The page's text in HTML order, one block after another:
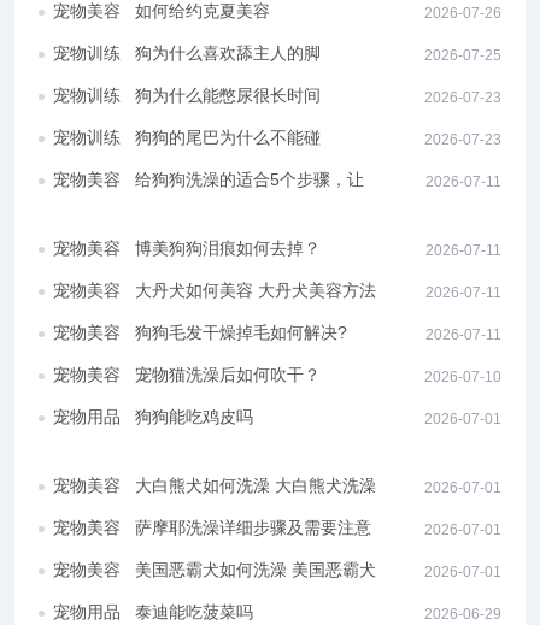
宠物美容 如何给约克夏美容 2026-07-26
宠物训练 狗为什么喜欢舔主人的脚 2026-07-25
宠物训练 狗为什么能憋尿很长时间 2026-07-23
宠物训练 狗狗的尾巴为什么不能碰 2026-07-23
宠物美容
给狗狗洗澡的适合5个步骤，让宠
2026-07-11
宠物美容 博美狗狗泪痕如何去掉？ 2026-07-11
宠物美容 大丹犬如何美容 大丹犬美容方法 2026-07-11
宠物美容 狗狗毛发干燥掉毛如何解决? 2026-07-11
宠物美容 宠物猫洗澡后如何吹干？ 2026-07-10
宠物用品 狗狗能吃鸡皮吗 2026-07-01
宠物美容
大白熊犬如何洗澡 大白熊犬洗澡办
2026-07-01
宠物美容
萨摩耶洗澡详细步骤及需要注意的
2026-07-01
宠物美容
美国恶霸犬如何洗澡 美国恶霸犬洗
2026-07-01
宠物用品 泰迪能吃菠菜吗 2026-06-29